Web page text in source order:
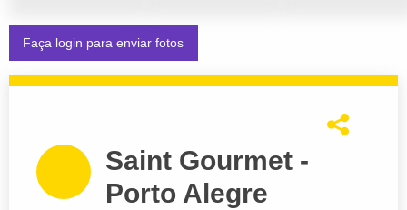
Faça login para enviar fotos
Saint Gourmet -
Porto Alegre